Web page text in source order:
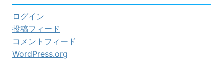
ログイン
投稿フィード
コメントフィード
WordPress.org